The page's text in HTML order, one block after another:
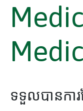
ទទួលបានការ